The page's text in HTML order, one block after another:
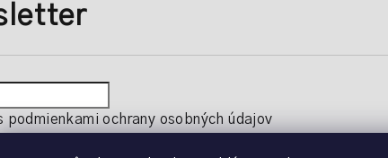
podmienkami ochrany osobných údajov